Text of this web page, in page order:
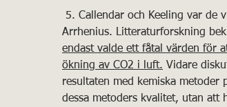
Arrhenius. Litteraturforskning
endast valde ett fåtal värden för
ökning av CO2 i luft. Vidare
resultaten med kemiska
dessa metoders kvalitet, utan att